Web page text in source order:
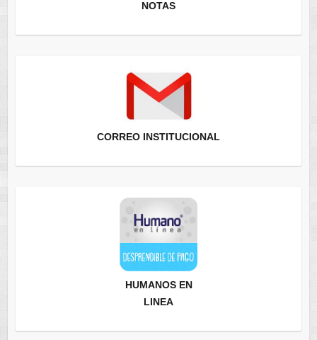
NOTAS
CORREO INSTITUCIONAL
HUMANOS EN
LINEA